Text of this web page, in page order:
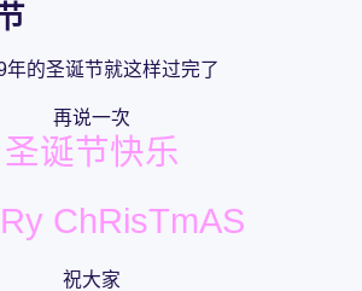
年的圣诞节就这样过完了
再说一次
圣诞节快乐
ChRisTmAS
祝大家